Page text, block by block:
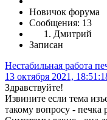
Новичок форума
Сообщения: 13
Дмитрий
Записан
Нестабильная работа
13 октября 2021,
Здравствуйте!
Извините если тема
такому вопросу - печка